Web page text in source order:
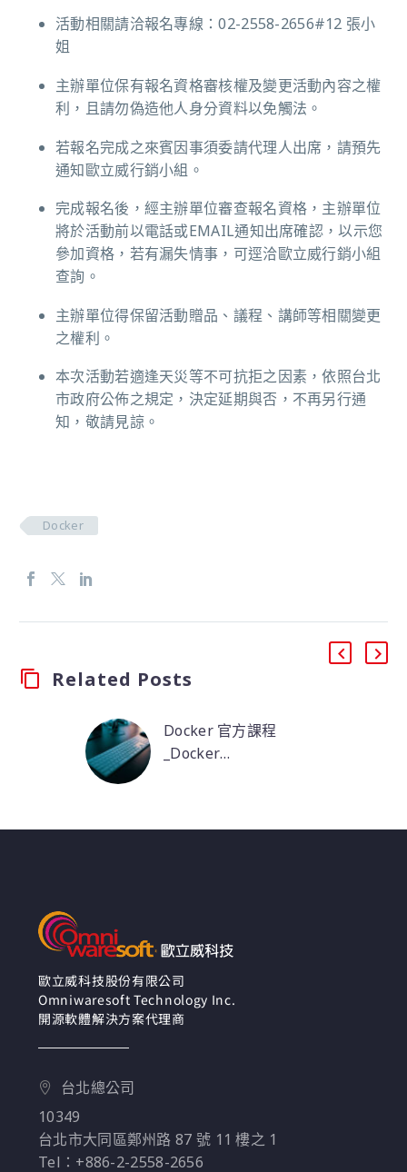
活動相關請洽報名專線：02-2558-2656#12 張小
姐
主辦單位保有報名資格審核權及變更活動內容之權
利，且請勿偽造他人身分資料以免觸法。
若報名完成之來賓因事須委請代理人出席，請預先
通知歐立威行銷小組。
完成報名後，經主辦單位審查報名資格，主辦單位
將於活動前以電話或EMAIL通知出席確認，以示您
參加資格，若有漏失情事，可逕洽歐立威行銷小組
查詢。
主辦單位得保留活動贈品、議程、講師等相關變更
之權利。
本次活動若適逢天災等不可抗拒之因素，依照台北
市政府公佈之規定，決定延期與否，不再另行通
知，敬請見諒。
Docker
Related Posts
Docker 官方課程
_Docker
解如何在小型的叢集中
擴展Docker容器到多個
節點。本課程為後續的
Docker進階課程提供了
歐立威科技股份有限公司
Omniwaresoft Technology Inc.
開源軟體解決方案代理商
台北總公司
10349
台北市大同區鄭州路 87 號 11 樓之 1
Tel：+886-2-2558-2656